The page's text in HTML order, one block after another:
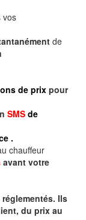
vos
de
de prixpour
SMS de
.
chauffeur
avant votre
Ils
du prix au